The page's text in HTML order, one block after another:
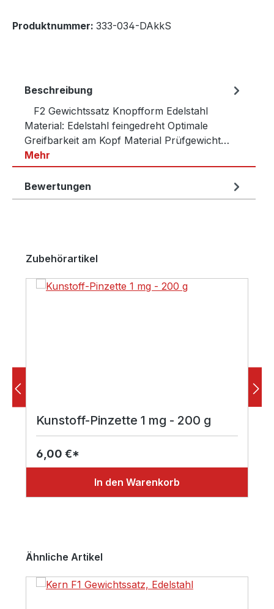
Produktnummer: 333-034-DAkkS
Beschreibung
F2 Gewichtssatz Knopfform Edelstahl
Material: Edelstahl feingedreht Optimale
Greifbarkeit am Kopf Material Prüfgewicht…
Mehr
Bewertungen
Produktgalerie überspringen
Zubehörartikel
Kunstoff-Pinzette 1 mg - 200 g
6,00 €*
In den Warenkorb
Produktgalerie überspringen
Ähnliche Artikel